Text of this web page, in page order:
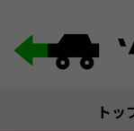
トッ